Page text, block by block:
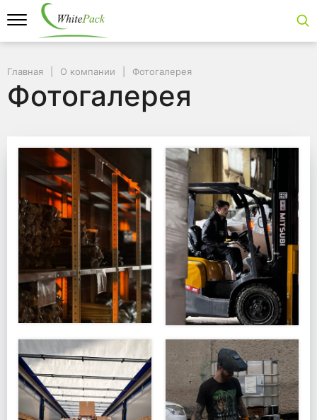
Главная О компании Фотогалерея
Фотогалерея